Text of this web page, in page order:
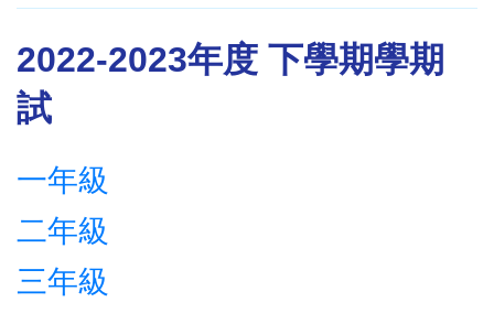
2022-2023年度 下學期學期
試
一年級
二年級
三年級